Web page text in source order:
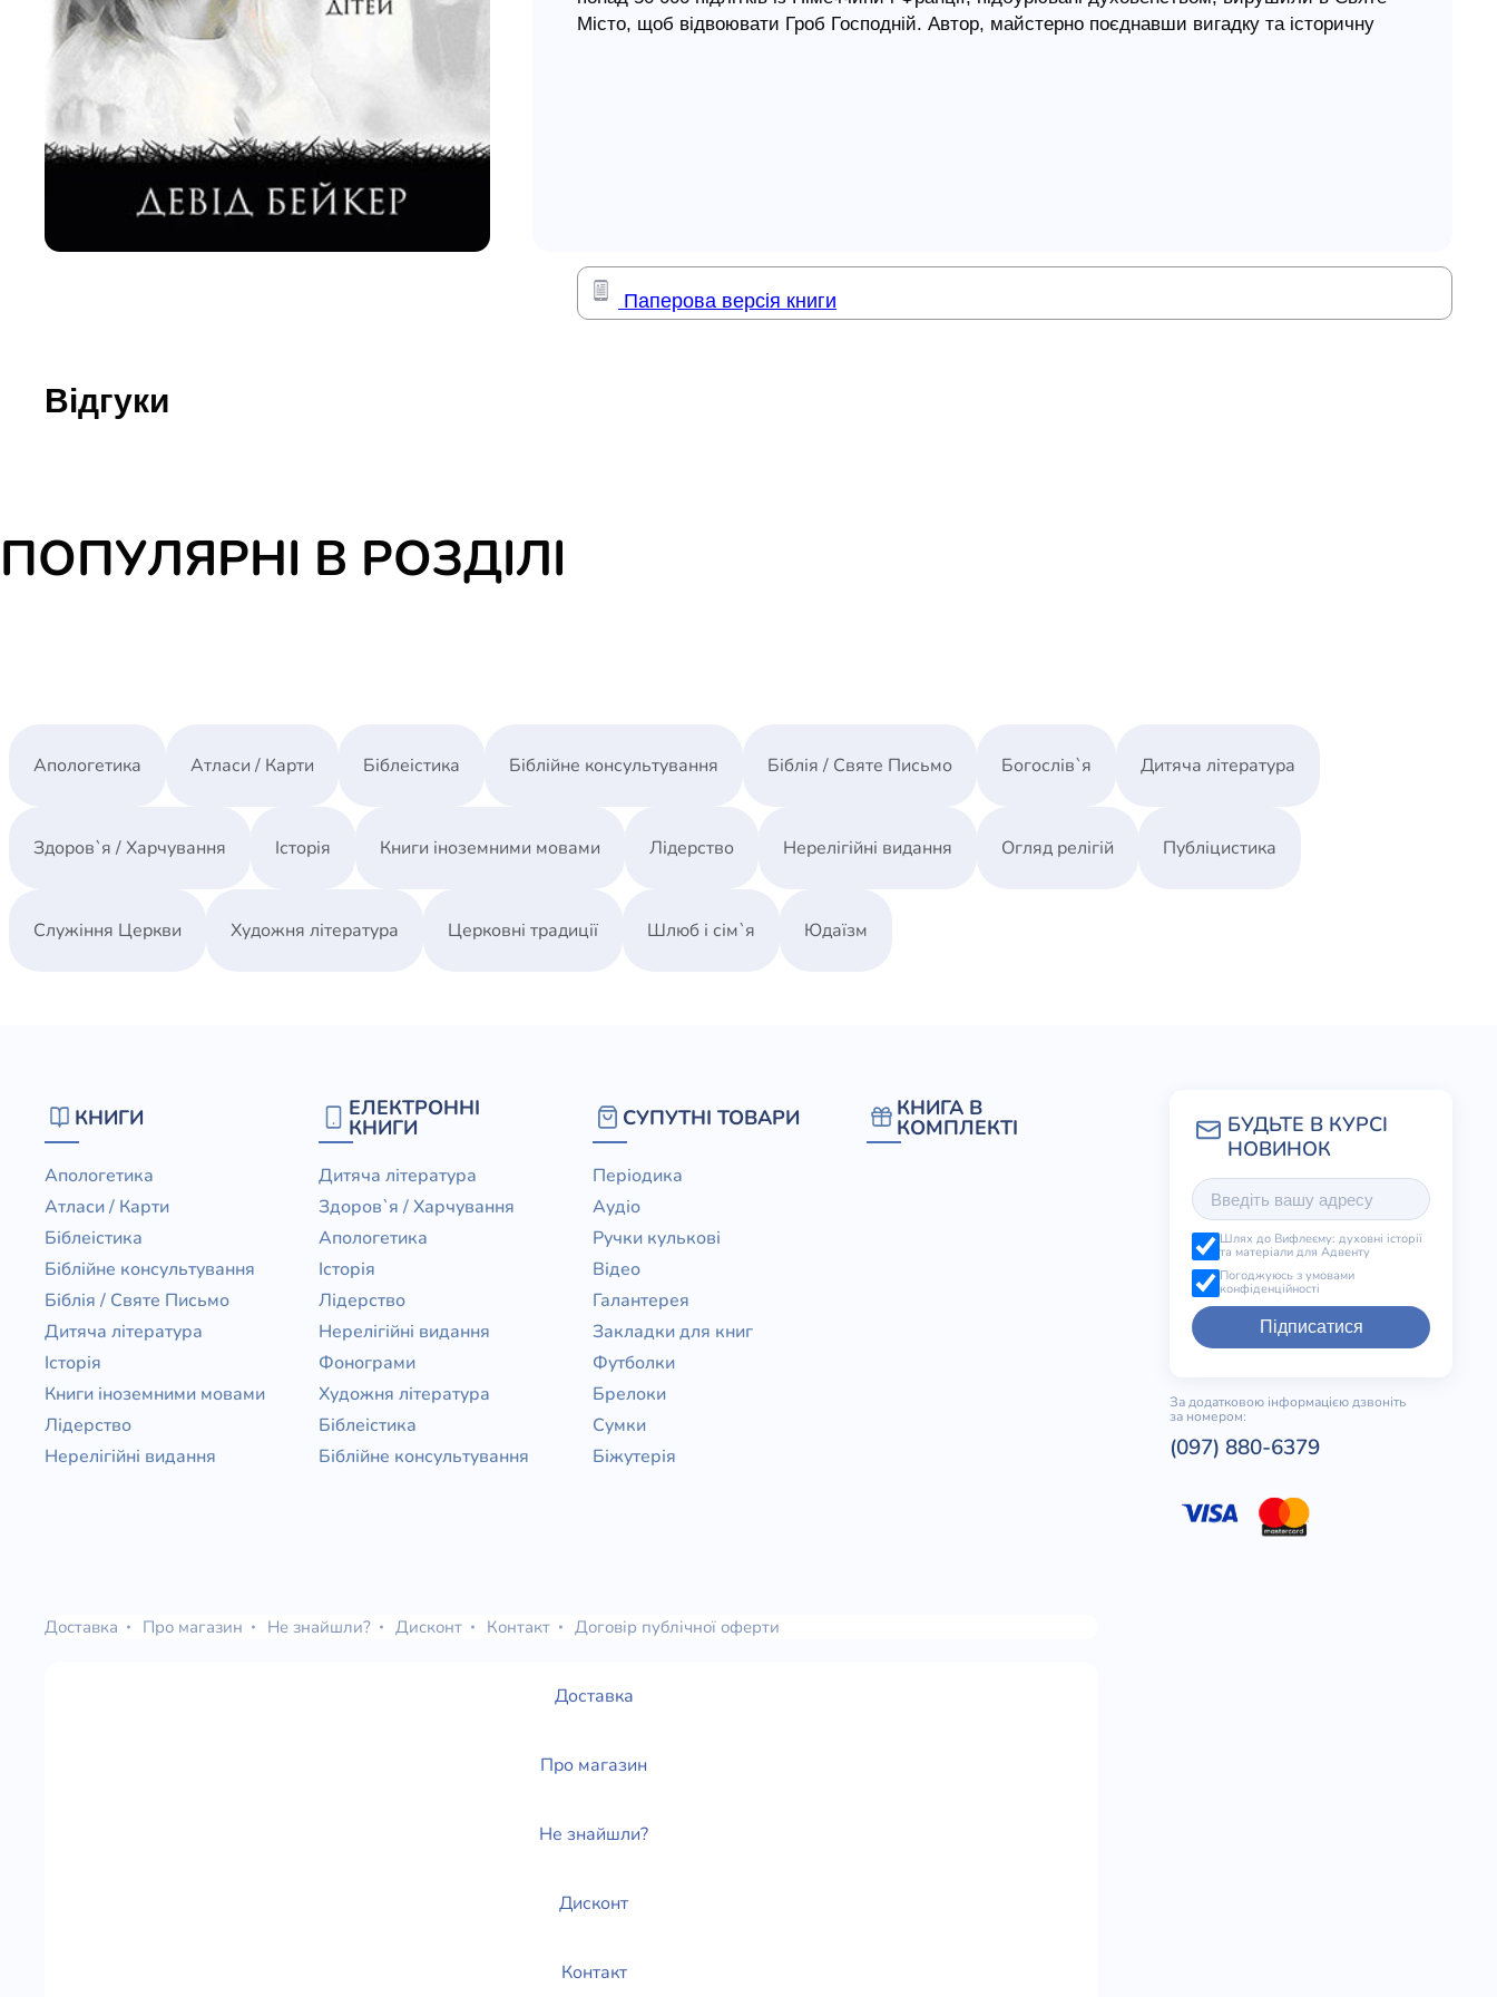
Юдаїзм
Паперова версія книги
Місто, щоб відвоювати Гроб Господній. Автор, майстерно поєднавши вигадку та історичну
Відгуки
ПОПУЛЯРНІ В РОЗДІЛІ
Апологетика Атласи / Карти Біблеістика Біблійне консультування Біблія / Святе Письмо Богослів`я Дитяча література
Здоров`я / Харчування Історія Книги іноземними мовами Лідерство Нерелігійні видання Огляд релігій Публіцистика
Служіння Церкви Художня література Церковні традиції Шлюб і сім`я Юдаїзм
КНИГИ
Апологетика
Атласи / Карти
Біблеістика
Біблійне консультування
Біблія / Святе Письмо
Дитяча література
Історія
Книги іноземними мовами
Лідерство
Нерелігійні видання
ЕЛЕКТРОННІ
КНИГИ
Дитяча література
Здоров`я / Харчування
Апологетика
Історія
Лідерство
Нерелігійні видання
Фонограми
Художня література
Біблеістика
Біблійне консультування
СУПУТНІ ТОВАРИ
Періодика
Аудіо
Ручки кулькові
Відео
Галантерея
Закладки для книг
Футболки
Брелоки
Сумки
Біжутерія
КНИГА В
КОМПЛЕКТІ
Шлях до Вифлеєму: духовні історії
та матеріали для Адвенту
Погоджуюсь з умовами
конфіденційності
Підписатися
За додатковою інформацією дзвоніть
за номером:
(097) 880-6379
Доставка Про магазин Не знайшли? Дисконт Контакт Договір публічної оферти
Доставка
Про магазин
Не знайшли?
Дисконт
Контакт